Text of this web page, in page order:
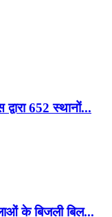
652 स्थानों...
के बिजली बिल...